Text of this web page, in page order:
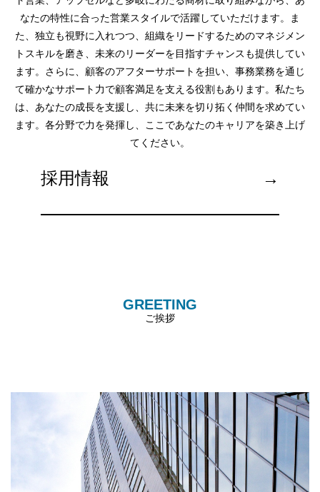
なたの特性に合った営業スタイルで活躍していただけます。ま
た、独立も視野に入れつつ、組織をリードするためのマネジメン
トスキルを磨き、未来のリーダーを目指すチャンスも提供してい
ます。さらに、顧客のアフターサポートを担い、事務業務を通じ
て確かなサポート力で顧客満足を支える役割もあります。私たち
は、あなたの成長を支援し、共に未来を切り拓く仲間を求めてい
ます。各分野で力を発揮し、ここであなたのキャリアを築き上げ
てください。
採用情報 →
GREETING
ご挨拶